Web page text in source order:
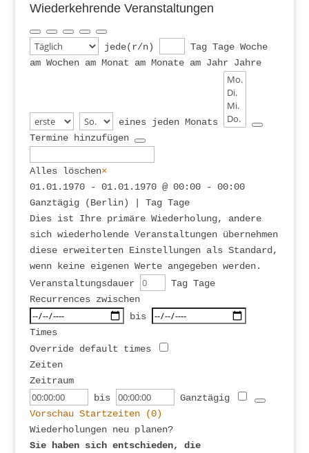
Wiederkehrende Veranstaltungen
jede(r/n) Tag Tage Woche
am Wochen am Monat am Monate am Jahr Jahre
eines jeden Monats
Wochentage
Termine hinzufügen
Alles löschen×
01.01.1970- 01.01.1970 @ 00:00 - 00:00
Ganztägig(Berlin) Tag Tage
Dies ist Ihre primäre Wiederholung, andere
sich wiederholende Veranstaltungen übernehmen
diese erweiterten Einstellungen als Standard,
wenn keine eigenen Werte angegeben werden.
Veranstaltungsdauer
Tag Tage
Recurrences zwischen
Wählen
Sie
den
Zeitraum
bis
Times
Override default times
Zeiten
Zeitraum
Startzeit
bis Veranstaltungsende
Ganztägig
Vorschau Startzeiten (0)
Wiederholungen neu planen?
Sie haben sich entschieden, die